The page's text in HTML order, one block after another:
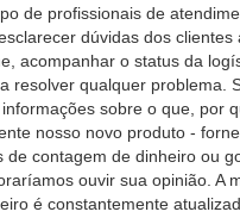
de profissionais de
dúvidas dos clientes
acompanhar o status da
resolver qualquer problema.
sobre o que, por
nosso novo produto -
de contagem de dinheiro ou
ouvir sua opinião. A
é constantemente